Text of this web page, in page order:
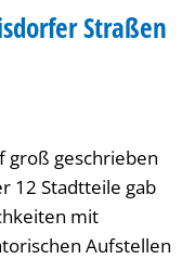
Straßen
groß geschrieben
12 Stadtteile gab
mit
Aufstellen